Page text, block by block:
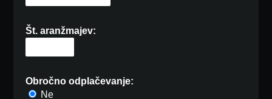
Št. aranžmajev:
Obročno odplačevanje:
Ne